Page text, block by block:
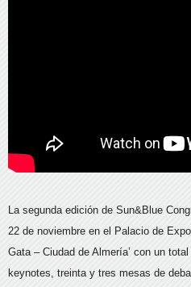
La segunda edición de Sun&Blue
22 de noviembre en el Palacio de
Gata – Ciudad de Almería’ con un
keynotes, treinta y tres mesas de